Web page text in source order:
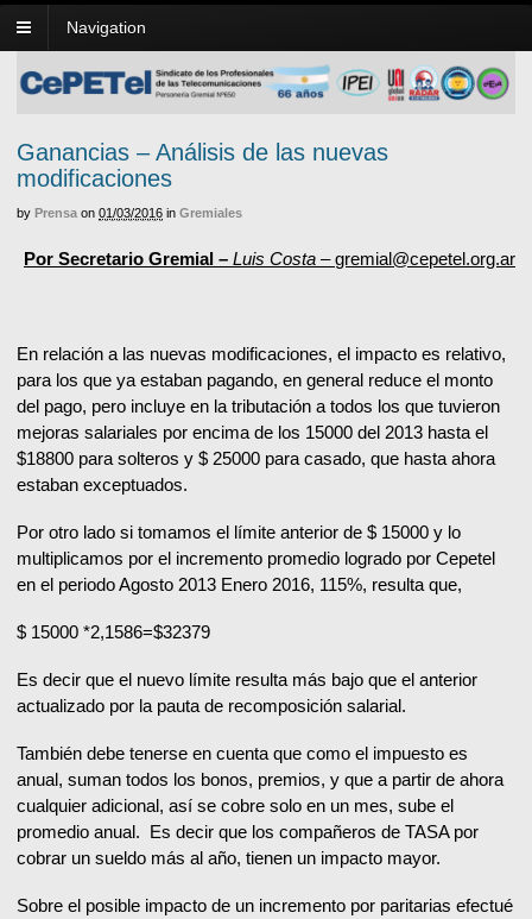
Navigation
Ganancias – Análisis de las nuevas
modificaciones
by Prensa on 01/03/2016 in Gremiales
Por Secretario Gremial – Luis Costa –gremial@cepetel.org.ar
En relación a las nuevas modificaciones, el impacto es relativo,
para los que ya estaban pagando, en general reduce el monto
del pago, pero incluye en la tributación a todos los que tuvieron
mejoras salariales por encima de los 15000 del 2013 hasta el
$18800 para solteros y $ 25000 para casado, que hasta ahora
estaban exceptuados.
Por otro lado si tomamos el límite anterior de $ 15000 y lo
multiplicamos por el incremento promedio logrado por Cepetel
en el periodo Agosto 2013 Enero 2016, 115%, resulta que,
$ 15000 *2,1586=$32379
Es decir que el nuevo límite resulta más bajo que el anterior
actualizado por la pauta de recomposición salarial.
También debe tenerse en cuenta que como el impuesto es
anual, suman todos los bonos, premios, y que a partir de ahora
cualquier adicional, así se cobre solo en un mes, sube el
promedio anual. Es decir que los compañeros de TASA por
cobrar un sueldo más al año, tienen un impacto mayor.
Sobre el posible impacto de un incremento por paritarias efectué